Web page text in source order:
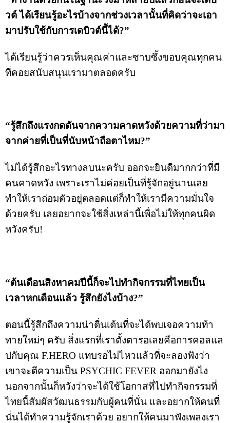
วต์ ได้เรียนรู้อะไรบ้างจากช่วงเวลานั้นที่คิดว่าจะเอา
มาปรับใช้กับการเดบิวต์นี้ได้?”
ได้เรียนรู้ว่าควรเห็นคุณค่าและซาบซึ้งขอบคุณทุกคน
ที่คอยสนับสนุนเรามาตลอดครับ
“รู้สึกถึงแรงกดดันจากความคาดหวังด้วยความที่ว่ามา
จากค่ายที่เป็นที่นับหน้าถือตาไหม?”
ไม่ได้รู้สึกอะไรทางลบนะครับ ออกจะยินดีมากกว่าที่มี
คนคาดหวัง เพราะเราไม่ค่อยเป็นที่รู้จักอยู่นานเลย
ทำให้เราถ่อมตัวอยู่ตลอดแต่ก็ทำให้เรามีความมั่นใจ
ด้วยครับ เลยอยากจะใช้สิ่งเหล่านี้เพื่อไม่ให้ทุกคนผิด
หวังครับ!
“ต้นเดือนสิงหาคมปีนี้ก็จะไปทำกิจกรรมที่ไทยเป็น
เวลาหกเดือนแล้ว รู้สึกยังไงบ้าง?”
ตอนนี้รู้สึกถึงความน่าตื่นเต้นที่จะได้พบเจอความท้า
ทายใหม่ๆ ครับ สิ่งแรกที่เราตั้งตารอเลยคือการคอลแล
ปกับคุณ F.HERO แทบรอไม่ไหวแล้วที่จะลองฟังว่า
เขาจะตีความเป็น PSYCHIC FEVER ออกมายังไง
นอกจากนั้นก็หวังว่าจะได้ใช้โอกาสที่ไปทำกิจกรรมที่
ไทยนี้สัมผัสวัฒนธรรมกับผู้คนที่นั่น และอยากให้คนที่
นั่นได้ทำความรู้จักเราด้วย อยากให้คนมาฟังเพลงเรา